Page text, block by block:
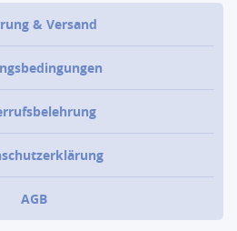
& Versand
AGB